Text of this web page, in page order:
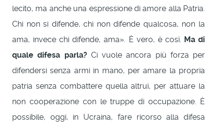
lecito, ma anche una espressione di amore alla Patria.
Chi non si difende, chi non difende qualcosa, non la
ama, invece chi difende, ama». È vero, è così. Ma di
quale difesa parla?Ci vuole ancora più forza per
difendersi senza armi in mano, per amare la propria
patria senza combattere quella altrui, per attuare la
non cooperazione con le truppe di occupazione. È
possibile, oggi, in Ucraina, fare ricorso alla difesa